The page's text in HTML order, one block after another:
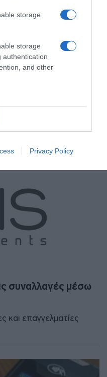
storage
storage
authentication
and other
Privacy Policy
θα αναρτηθεί ο
5.000 ευρώ
συναλλαγές μέσω
και επαγγελματίες